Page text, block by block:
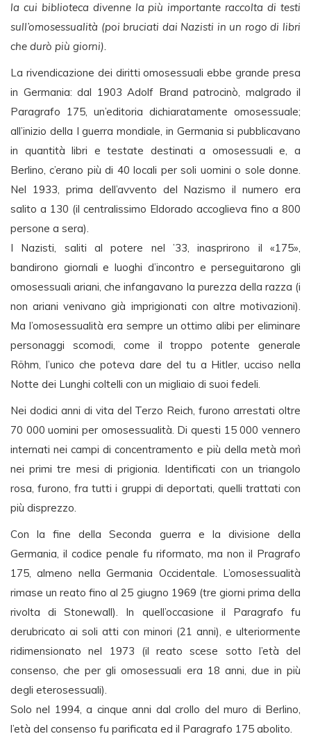
la cui biblioteca divenne la più importante raccolta di testi
sull’omosessualità (poi bruciati dai Nazisti in un rogo di libri
che durò più giorni).
La rivendicazione dei diritti omosessuali ebbe grande presa
in Germania: dal 1903 Adolf Brand patrocinò, malgrado il
Paragrafo 175, un’editoria dichiaratamente omosessuale;
all’inizio della I guerra mondiale, in Germania si pubblicavano
in quantità libri e testate destinati a omosessuali e, a
Berlino, c’erano più di 40 locali per soli uomini o sole donne.
Nel 1933, prima dell’avvento del Nazismo il numero era
salito a 130 (il centralissimo Eldorado accoglieva fino a 800
persone a sera).
I Nazisti, saliti al potere nel ’33, inasprirono il «175»,
bandirono giornali e luoghi d’incontro e perseguitarono gli
omosessuali ariani, che infangavano la purezza della razza (i
non ariani venivano già imprigionati con altre motivazioni).
Ma l’omosessualità era sempre un ottimo alibi per eliminare
personaggi scomodi, come il troppo potente generale
Röhm, l’unico che poteva dare del tu a Hitler, ucciso nella
Notte dei Lunghi coltelli con un migliaio di suoi fedeli.
Nei dodici anni di vita del Terzo Reich, furono arrestati oltre
70 000 uomini per omosessualità. Di questi 15 000 vennero
internati nei campi di concentramento e più della metà morì
nei primi tre mesi di prigionia. Identificati con un triangolo
rosa, furono, fra tutti i gruppi di deportati, quelli trattati con
più disprezzo.
Con la fine della Seconda guerra e la divisione della
Germania, il codice penale fu riformato, ma non il Pragrafo
175, almeno nella Germania Occidentale. L’omosessualità
rimase un reato fino al 25 giugno 1969 (tre giorni prima della
rivolta di Stonewall). In quell’occasione il Paragrafo fu
derubricato ai soli atti con minori (21 anni), e ulteriormente
ridimensionato nel 1973 (il reato scese sotto l’età del
consenso, che per gli omosessuali era 18 anni, due in più
degli eterosessuali).
Solo nel 1994, a cinque anni dal crollo del muro di Berlino,
l’età del consenso fu parificata ed il Paragrafo 175 abolito.